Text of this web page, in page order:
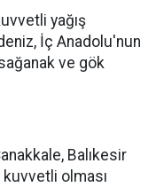
yağış
İç Anadolu'nun
ve gök
Balıkesir
olması